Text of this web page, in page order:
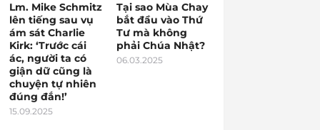
Lm. Mike Schmitz
lên tiếng sau vụ
ám sát Charlie
Kirk: ‘Trước cái
ác, người ta có
giận dữ cũng là
chuyện tự nhiên
đúng đắn!’
15.09.2025
Tại sao Mùa Chay
bắt đầu vào Thứ
Tư mà không
phải Chúa Nhật?
06.03.2025